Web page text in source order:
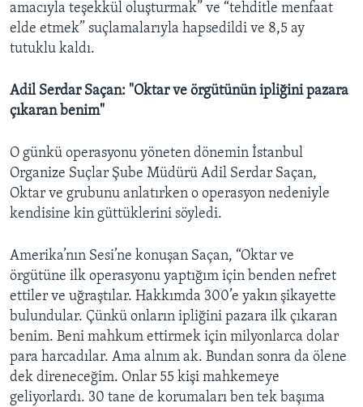
amacıyla teşekkül oluşturmak” ve “tehditle menfaat
elde etmek” suçlamalarıyla hapsedildi ve 8,5 ay
tutuklu kaldı.
Adil Serdar Saçan: "Oktar ve örgütünün ipliğini pazara
çıkaran benim"
O günkü operasyonu yöneten dönemin İstanbul
Organize Suçlar Şube Müdürü Adil Serdar Saçan,
Oktar ve grubunu anlatırken o operasyon nedeniyle
kendisine kin güttüklerini söyledi.
Amerika’nın Sesi’ne konuşan Saçan, “Oktar ve
örgütüne ilk operasyonu yaptığım için benden nefret
ettiler ve uğraştılar. Hakkımda 300’e yakın şikayette
bulundular. Çünkü onların ipliğini pazara ilk çıkaran
benim. Beni mahkum ettirmek için milyonlarca dolar
para harcadılar. Ama alnım ak. Bundan sonra da ölene
dek direneceğim. Onlar 55 kişi mahkemeye
geliyorlardı. 30 tane de korumaları ben tek başıma